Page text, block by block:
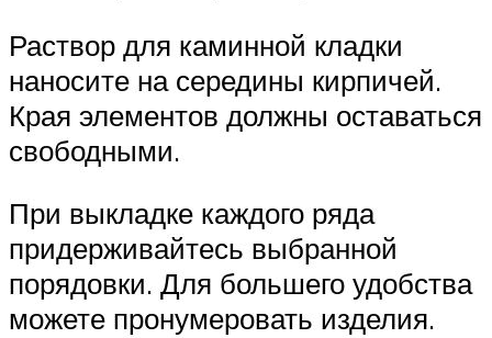
Раствор для каминной кладки
наносите на середины кирпичей.
Края элементов должны оставаться
свободными.
При выкладке каждого ряда
придерживайтесь выбранной
порядовки. Для большего удобства
можете пронумеровать изделия.